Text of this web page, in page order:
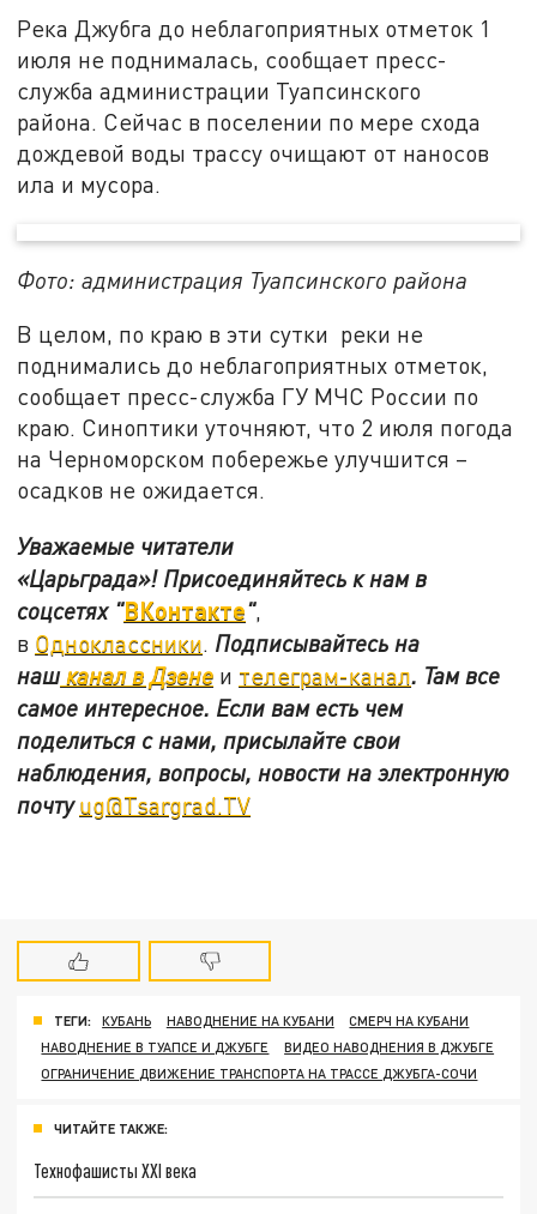
Река Джубга до неблагоприятных отметок 1
июля не поднималась, сообщает пресс-
служба администрации Туапсинского
района. Сейчас в поселении по мере схода
дождевой воды трассу очищают от наносов
ила и мусора.
Фото: администрация Туапсинского района
В целом, по краю в эти сутки реки не
поднимались до неблагоприятных отметок,
сообщает пресс-служба ГУ МЧС России по
краю. Синоптики уточняют, что 2 июля погода
на Черноморском побережье улучшится –
осадков не ожидается.
Уважаемые читатели
«Царьграда»! Присоединяйтесь к нам в
соцсетях "ВКонтакте",
в Одноклассники. Подписывайтесь на
нашканал в Дзене и телеграм-канал. Там все
самое интересное. Если вам есть чем
поделиться с нами, присылайте свои
наблюдения, вопросы, новости на электронную
почтуug@Tsargrad.TV
ТЕГИ: КУБАНЬ НАВОДНЕНИЕ НА КУБАНИ
СМЕРЧ НА КУБАНИ
НАВОДНЕНИЕ В ТУАПСЕ И ДЖУБГЕ
ВИДЕО НАВОДНЕНИЯ В ДЖУБГЕ
ОГРАНИЧЕНИЕ ДВИЖЕНИЕ ТРАНСПОРТА НА ТРАССЕ ДЖУБГА-СОЧИ
ЧИТАЙТЕ ТАКЖЕ:
Технофашисты XXI века